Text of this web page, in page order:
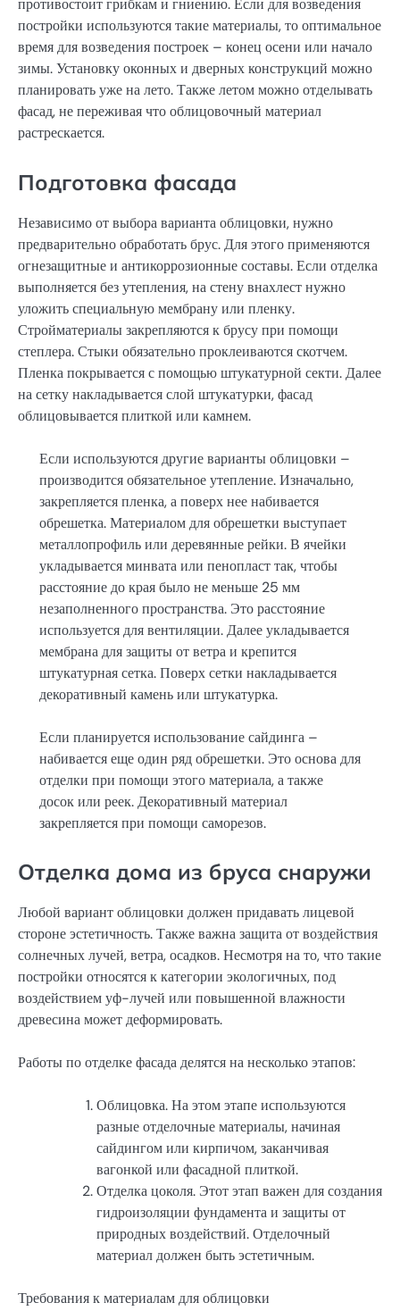
противостоит грибкам и гниению. Если для возведения
постройки используются такие материалы, то оптимальное
время для возведения построек – конец осени или начало
зимы. Установку оконных и дверных конструкций можно
планировать уже на лето. Также летом можно отделывать
фасад, не переживая что облицовочный материал
растрескается.
Подготовка фасада
Независимо от выбора варианта облицовки, нужно
предварительно обработать брус. Для этого применяются
огнезащитные и антикоррозионные составы. Если отделка
выполняется без утепления, на стену внахлест нужно
уложить специальную мембрану или пленку.
Стройматериалы закрепляются к брусу при помощи
степлера. Стыки обязательно проклеиваются скотчем.
Пленка покрывается с помощью штукатурной секти. Далее
на сетку накладывается слой штукатурки, фасад
облицовывается плиткой или камнем.
Если используются другие варианты облицовки –
производится обязательное утепление. Изначально,
закрепляется пленка, а поверх нее набивается
обрешетка. Материалом для обрешетки выступает
металлопрофиль или деревянные рейки. В ячейки
укладывается минвата или пенопласт так, чтобы
расстояние до края было не меньше 25 мм
незаполненного пространства. Это расстояние
используется для вентиляции. Далее укладывается
мембрана для защиты от ветра и крепится
штукатурная сетка. Поверх сетки накладывается
декоративный камень или штукатурка.
Если планируется использование сайдинга –
набивается еще один ряд обрешетки. Это основа для
отделки при помощи этого материала, а также
досок или реек. Декоративный материал
закрепляется при помощи саморезов.
Отделка дома из бруса снаружи
Любой вариант облицовки должен придавать лицевой
стороне эстетичность. Также важна защита от воздействия
солнечных лучей, ветра, осадков. Несмотря на то, что такие
постройки относятся к категории экологичных, под
воздействием уф-лучей или повышенной влажности
древесина может деформировать.
Работы по отделке фасада делятся на несколько этапов:
Облицовка. На этом этапе используются
разные отделочные материалы, начиная
сайдингом или кирпичом, заканчивая
вагонкой или фасадной плиткой.
Отделка цоколя. Этот этап важен для создания
гидроизоляции фундамента и защиты от
природных воздействий. Отделочный
материал должен быть эстетичным.
Требования к материалам для облицовки